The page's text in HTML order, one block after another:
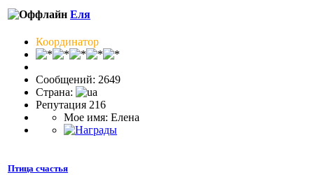
Еля
Координатор
Сообщений: 2649
Страна:
Репутация 216
Мое имя: Елена
Птица счастья